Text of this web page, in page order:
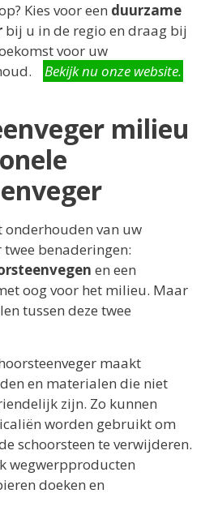
Kies voor een duurzame
bij u in de regio en draag bij
voor uw
Bekijk nu onze website.
milieu
onderhouden van uw
twee benaderingen:
en een
oog voor het milieu. Maar
tussen deze twee
maakt
en materialen die niet
zijn. Zo kunnen
worden gebruikt om
schoorsteen te verwijderen.
wegwerpproducten
doeken en